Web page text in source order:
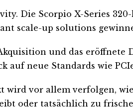
Die Scorpio X-Series
scale-up solutions
und das
neue Standards wie
vor allem verfolgen,
oder tatsächlich zu